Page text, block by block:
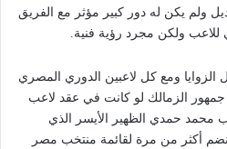
ولم يكن له دور كبير مؤثر مع الفريق
للاعب ولكن مجرد رؤية فنية.
الزوايا ومع كل لاعبين الدوري المصري
جمهور الزمالك لو كانت في عقد لاعب
محمد حمدي الظهير الأيسر الذي
أكثر من مرة لقائمة منتخب مصر